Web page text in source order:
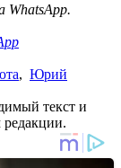
WhatsApp.
, Юрий
текст и